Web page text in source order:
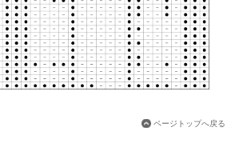
ページトップへ戻る